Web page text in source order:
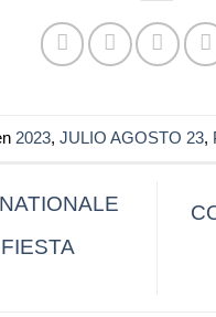
2023, JULIO AGOSTO 23,